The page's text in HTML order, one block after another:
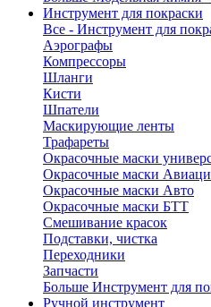
Инструмент для покраски
Все - Инструмент для
Аэрографы
Компрессоры
Шланги
Кисти
Шпатели
Маскирующие ленты
Трафареты
Окрасочные маски
Окрасочные маски
Окрасочные маски Авто
Окрасочные маски БТТ
Смешивание красок
Подставки, чистка
Переходники
Запчасти
Больше Инструмент для
Ручной инструмент